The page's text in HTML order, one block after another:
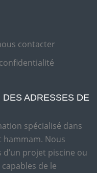
contacter
ADRESSES DE
spécialisé dans
hammam. Nous
projet piscine ou
de le